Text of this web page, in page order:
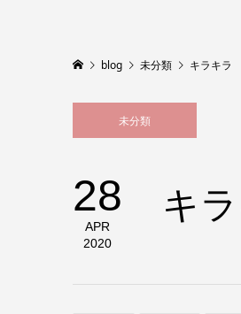
blog 未分類 キラキラ
未分類
28
APR
2020
キ